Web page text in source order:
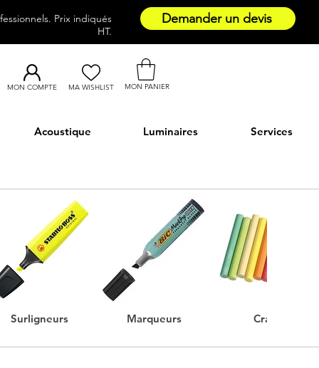
Prix indiqués
HT.
Demander un devis
MON COMPTE MA WISHLIST MON PANIER
Acoustique Luminaires Services
Surligneurs Marqueurs Craies